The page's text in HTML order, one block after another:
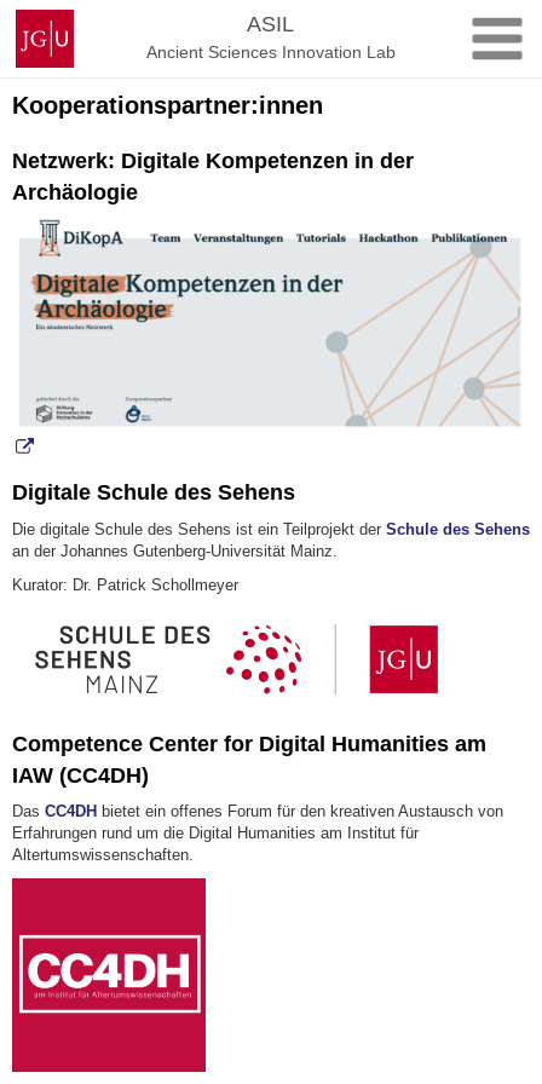
Zum
Inhalt
springen
Johannes
Gutenberg-
Universität
Mainz
ASIL
Ancient Sciences Innovation Lab
Kooperationspartner:innen
Netzwerk: Digitale Kompetenzen in der
Archäologie
Digitale Schule des Sehens
Die digitale Schule des Sehens ist ein Teilprojekt der Schule des Sehens
an der Johannes Gutenberg-Universität Mainz.
Kurator: Dr. Patrick Schollmeyer
Competence Center for Digital Humanities am
IAW (CC4DH)
Das CC4DH bietet ein offenes Forum für den kreativen Austausch von
Erfahrungen rund um die Digital Humanities am Institut für
Altertumswissenschaften.